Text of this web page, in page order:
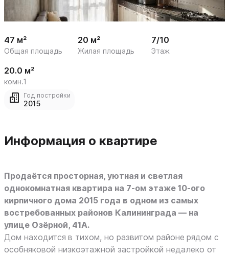
1
/
22
47 м²
Общая площадь
20 м²
Жилая площадь
7/10
Этаж
20.0 м²
комн.1
Год постройки
2015
Информация о квартире
Продаётся просторная, уютная и светлая
однокомнатная квартира на 7-ом этаже 10-ого
кирпичного дома 2015 года в одном из самых
востребованных районов Калининграда — на
улице Озёрной, 41А.
Дом находится в тихом, но развитом районе рядом с
особняковой низкоэтажной застройкой недалеко от